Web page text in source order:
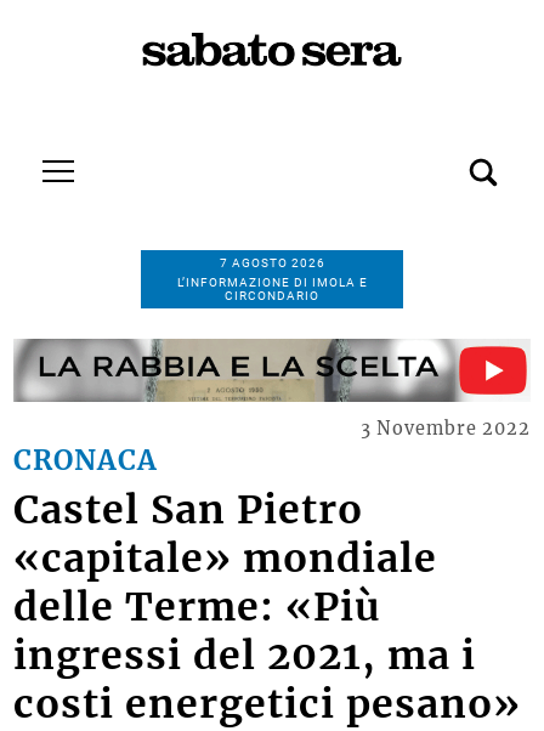
7 AGOSTO 2026
L’INFORMAZIONE DI IMOLA E
CIRCONDARIO
CRONACA
3 Novembre 2022
Castel San Pietro
«capitale» mondiale
delle Terme: «Più
ingressi del 2021, ma i
costi energetici pesano»